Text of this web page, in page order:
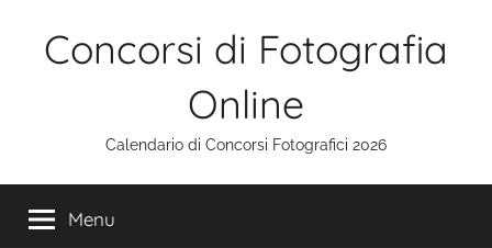
Concorsi di Fotografia
Online
Calendario di Concorsi Fotografici 2026
Menu